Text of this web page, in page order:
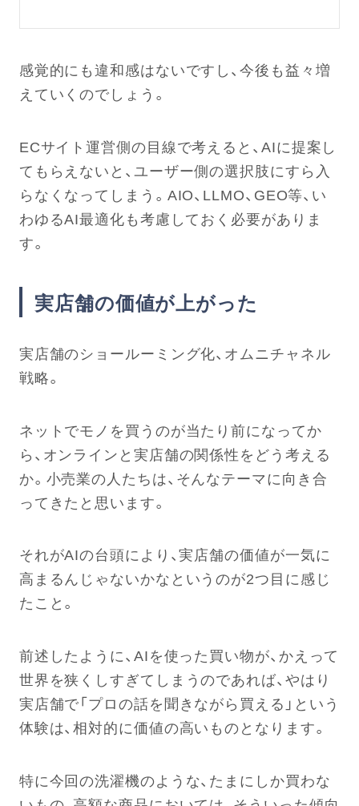
感覚的にも違和感はないですし、今後も益々増
えていくのでしょう。
ECサイト運営側の目線で考えると、AIに提案し
てもらえないと、ユーザー側の選択肢にすら入
らなくなってしまう。AIO、LLMO、GEO等、い
わゆるAI最適化も考慮しておく必要がありま
す。
実店舗の価値が上がった
実店舗のショールーミング化、オムニチャネル
戦略。
ネットでモノを買うのが当たり前になってか
ら、オンラインと実店舗の関係性をどう考える
か。小売業の人たちは、そんなテーマに向き合
ってきたと思います。
それがAIの台頭により、実店舗の価値が一気に
高まるんじゃないかなというのが2つ目に感じ
たこと。
前述したように、AIを使った買い物が、かえって
世界を狭くしすぎてしまうのであれば、やはり
実店舗で「プロの話を聞きながら買える」という
体験は、相対的に価値の高いものとなります。
特に今回の洗濯機のような、たまにしか買わな